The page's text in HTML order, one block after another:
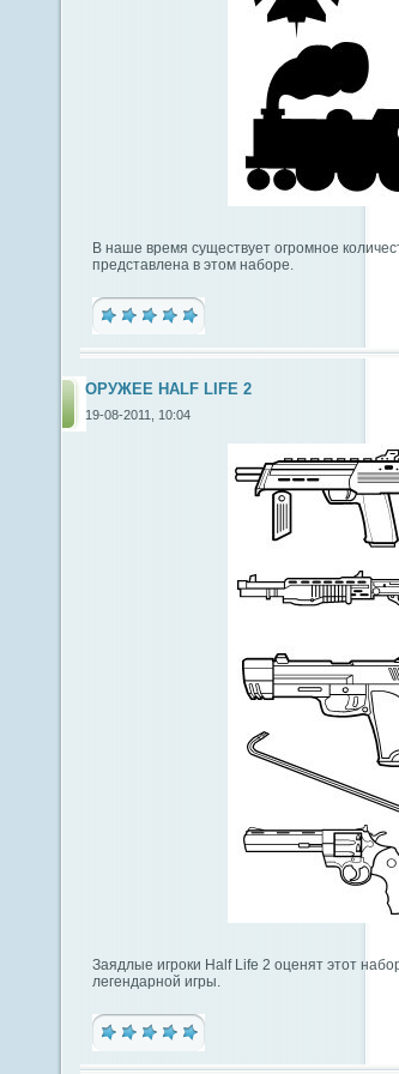
В наше время существует огромное
представлена в этом наборе.
ОРУЖЕЕ HALF LIFE 2
19-08-2011, 10:04
Заядлые игроки Half Life 2 оценят этот
легендарной игры.